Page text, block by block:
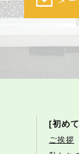
[初め
ご挨拶